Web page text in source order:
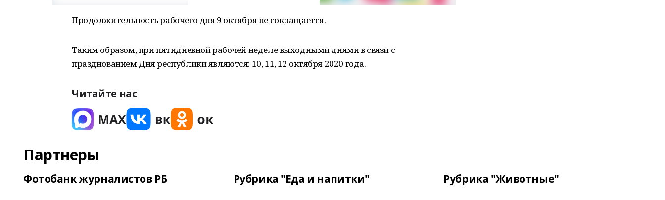
Продолжительность рабочего дня 9 октября не сокращается.
Таким образом, при пятидневной рабочей неделе выходными днями в связи с
празднованием Дня республики являются: 10, 11, 12 октября 2020 года.
Читайте нас
Партнеры
Фотобанк журналистов РБ Рубрика "Еда и напитки" Рубрика "Животные"